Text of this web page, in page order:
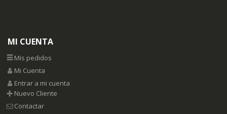
MI CUENTA
Mis pedidos
Mi Cuenta
Entrar a mi cuenta
Nuevo Cliente
Contactar